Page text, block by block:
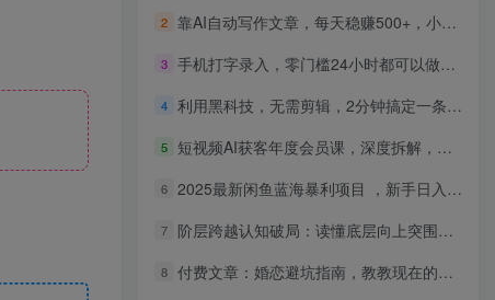
2 靠AI自动写作文章，每天稳赚500+，小白0门槛，长期可做！
3 手机打字录入，零门槛24小时都可以做，不需要预约 、不需要接单、不需要排队 、项目不限量，按照图片的字输入即可
4 利用黑科技，无需剪辑，2分钟搞定一条作品，今天发，明天见收益
5 短视频AI获客年度会员课，深度拆解，一个用流量让生意翻10倍的案例
6 2025最新闲鱼蓝海暴利项目 ，新手日入1000-3000+ 长期稳定项目 可矩阵
7 阶层跨越认知破局：读懂底层向上突围核心真相，五大稀缺品质助力普通人突破固有圈层
8 付费文章：婚恋避坑指南，教教现在的年轻人如何谈恋爱